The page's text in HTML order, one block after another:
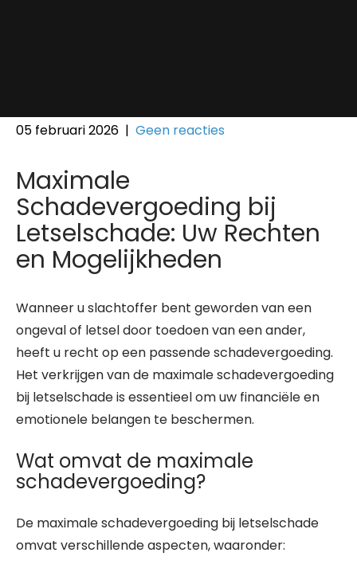
05 februari 2026 | Geen reacties
Maximale
Schadevergoeding bij
Letselschade: Uw Rechten
en Mogelijkheden
Wanneer u slachtoffer bent geworden van een
ongeval of letsel door toedoen van een ander,
heeft u recht op een passende schadevergoeding.
Het verkrijgen van de maximale schadevergoeding
bij letselschade is essentieel om uw financiële en
emotionele belangen te beschermen.
Wat omvat de maximale
schadevergoeding?
De maximale schadevergoeding bij letselschade
omvat verschillende aspecten, waaronder: